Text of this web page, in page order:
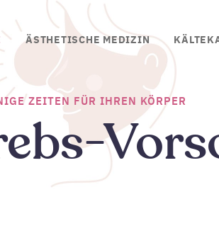
ÄSTHETISCHE MEDIZIN
ZEITEN FÜR IHREN KÖRPER